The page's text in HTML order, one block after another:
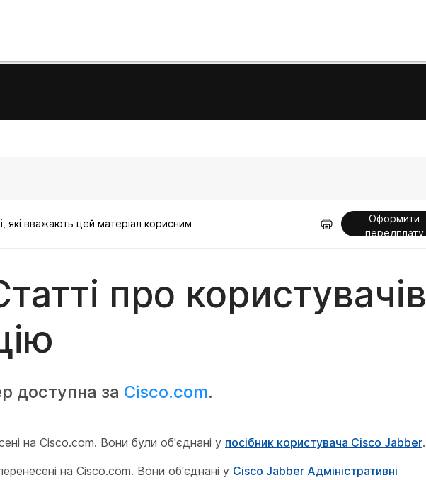
які вважають цей матеріал корисним
Оформити
передплату
про користувачів
доступна за Cisco.com.
на Cisco.com. Вони були об'єднані у посібник користувача Cisco Jabber.
на Cisco.com. Вони об'єднані у Cisco Jabber Адміністративні